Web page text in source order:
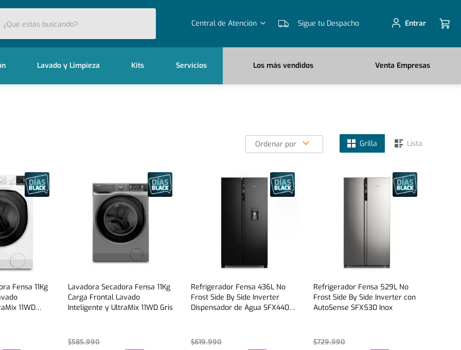
buscando?
Central de Atención Sigue tu Despacho Entrar
Lavado y Limpieza Kits Servicios Los más vendidos Venta Empresas
Ordenar por Grilla Lista
Fensa 11Kg
11WD
Lavadora Secadora Fensa 11Kg
Carga Frontal Lavado
Inteligente y UltraMix 11WD Gris
$585.990
Refrigerador Fensa 436L No
Frost Side By Side Inverter
Dispensador de Agua SFX440B
$619.990
Refrigerador Fensa 529L No
Frost Side By Side Inverter con
AutoSense SFX530 Inox
$729.990